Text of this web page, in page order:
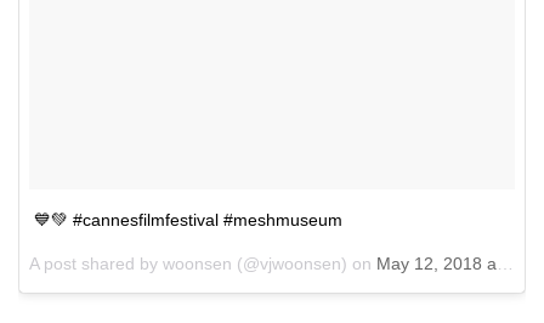
💙💚 #cannesfilmfestival #meshmuseum
A post shared by woonsen (@vjwoonsen) on May 12, 2018 at 10:15pm PDT